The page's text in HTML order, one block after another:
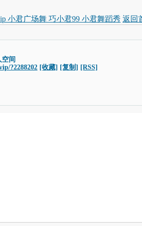
小君广场舞 巧小君99 小君舞蹈秀 返回
间
?2288202 [收藏] [复制] [RSS]